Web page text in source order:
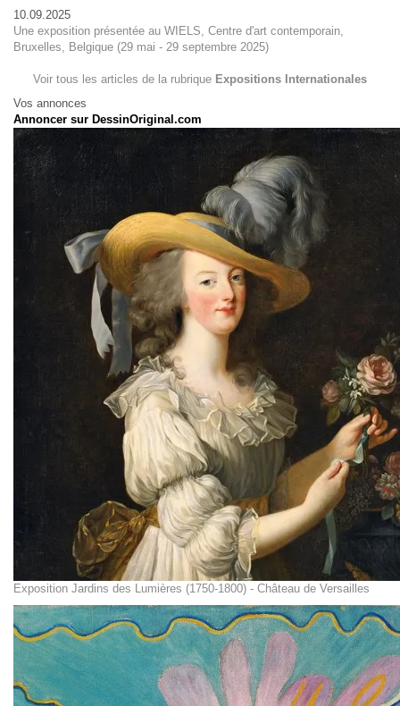
10.09.2025
Une exposition présentée au WIELS, Centre d'art contemporain,
Bruxelles, Belgique (29 mai - 29 septembre 2025)
Voir tous les articles de la rubrique Expositions Internationales
Vos annonces
Annoncer sur DessinOriginal.com
Exposition Jardins des Lumières (1750-1800) - Château de Versailles